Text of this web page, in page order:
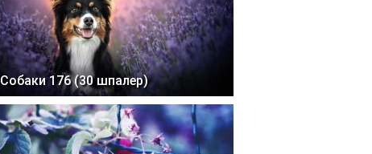
Собаки 176 (30 шпалер)